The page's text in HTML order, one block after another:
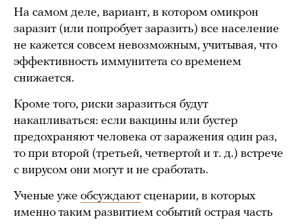
На самом деле, вариант, в котором омикрон
заразит (или попробует заразить) все население
не кажется совсем невозможным, учитывая, что
эффективность иммунитета со временем
снижается.
Кроме того, риски заразиться будут
накапливаться: если вакцины или бустер
предохраняют человека от заражения один раз,
то при второй (третьей, четвертой и т. д.) встрече
с вирусом они могут и не сработать.
Ученые уже обсуждают сценарии, в которых
именно таким развитием событий острая часть